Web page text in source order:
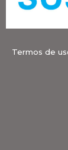
Termos de